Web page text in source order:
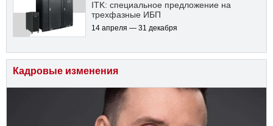
ITK: специальное предложение на
трехфазные ИБП
14 апреля — 31 декабря
Кадровые изменения